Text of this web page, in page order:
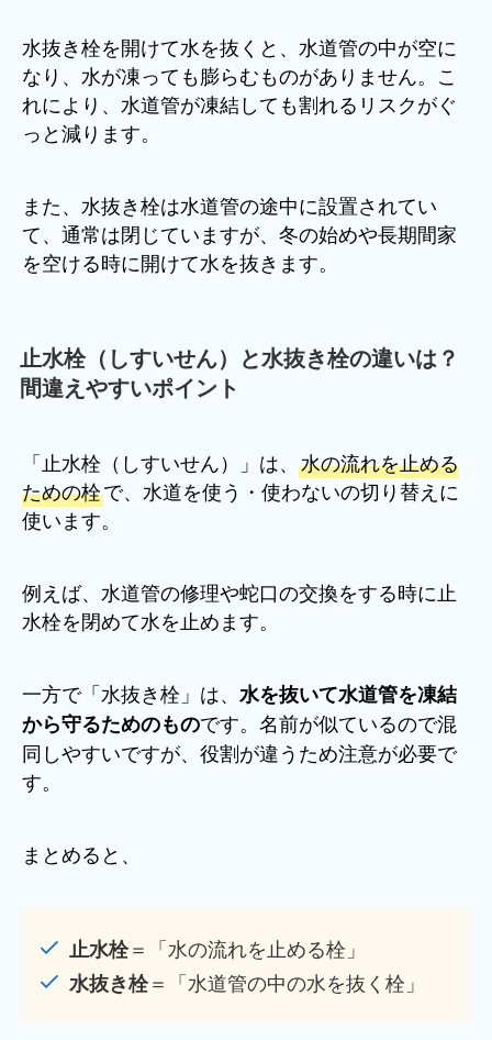
水抜き栓を開けて水を抜くと、水道管の中が空に
なり、水が凍っても膨らむものがありません。こ
れにより、水道管が凍結しても割れるリスクがぐ
っと減ります。
また、水抜き栓は水道管の途中に設置されてい
て、通常は閉じていますが、冬の始めや長期間家
を空ける時に開けて水を抜きます。
止水栓（しすいせん）と水抜き栓の違いは？
間違えやすいポイント
「止水栓（しすいせん）」は、 水の流れを止める
ための栓で、水道を使う・使わないの切り替えに
使います。
例えば、水道管の修理や蛇口の交換をする時に止
水栓を閉めて水を止めます。
一方で「水抜き栓」は、 水を抜いて水道管を凍結
から守るためのものです。名前が似ているので混
同しやすいですが、役割が違うため注意が必要で
す。
まとめると、
止水栓＝「水の流れを止める栓」
水抜き栓＝「水道管の中の水を抜く栓」